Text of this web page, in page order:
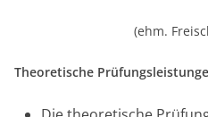
(ehm.
Theoretische